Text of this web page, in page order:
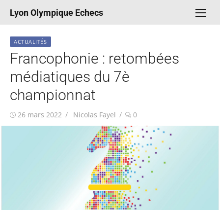
Lyon Olympique Echecs
ACTUALITÉS
Francophonie : retombées
médiatiques du 7è
championnat
Publié
le
26 mars 2022 Auteur/autrice
Nicolas Fayel 0